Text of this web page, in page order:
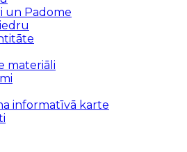
un Padome
materiāli
informatīvā karte